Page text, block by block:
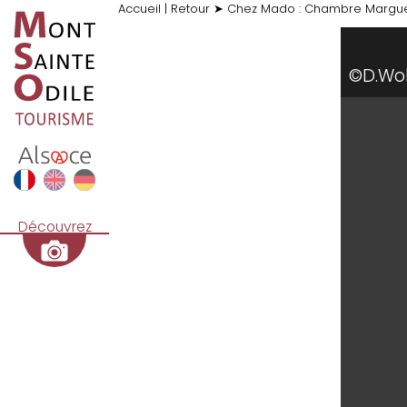
Accueil | Retour ➤ Chez Mado : Chambre
Découvrez